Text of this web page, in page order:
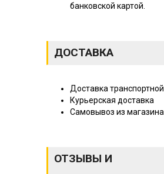
банковской картой.
ДОСТАВКА
Доставка
Курьерская доставка
Самовывоз из магазина
ОТЗЫВЫ И